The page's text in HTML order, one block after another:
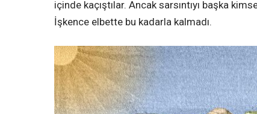
içinde kaçıştılar. Ancak sarsıntıyı başka
İşkence elbette bu kadarla kalmadı.